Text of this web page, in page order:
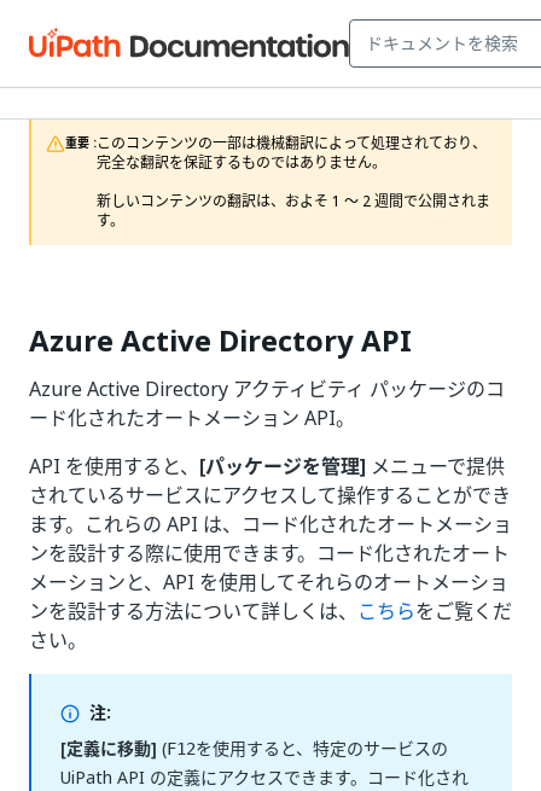
重要 :このコンテンツの一部は機械翻訳によって処理されており、
完全な翻訳を保証するものではありません。
新しいコンテンツの翻訳は、およそ 1 ～ 2 週間で公開されま
す。
Azure Active Directory API
Azure Active Directory アクティビティ パッケージのコ
ード化されたオートメーション API。
API を使用すると、 [パッケージを管理] メニューで提供
されているサービスにアクセスして操作することができ
ます。これらの API は、コード化されたオートメーショ
ンを設計する際に使用できます。コード化されたオート
メーションと、API を使用してそれらのオートメーショ
ンを設計する方法について詳しくは、 こちらをご覧くだ
さい。
注:
[定義に移動] (F12を使用すると、特定のサービスの
UiPath API の定義にアクセスできます。コード化され